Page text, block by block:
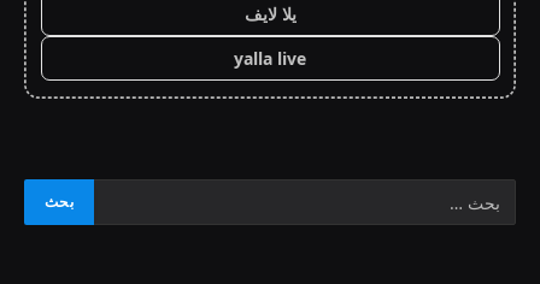
يلا لايف
yalla live